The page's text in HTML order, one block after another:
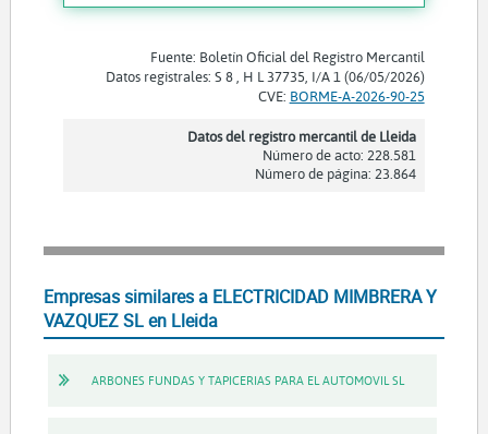
Fuente: Boletín Oficial del Registro Mercantil
Datos registrales: S 8 , H L 37735, I/A 1 (06/05/2026)
CVE: BORME-A-2026-90-25
Datos del registro mercantil de Lleida
Número de acto: 228.581
Número de página: 23.864
Empresas similares a ELECTRICIDAD MIMBRERA Y
VAZQUEZ SL en Lleida
ARBONES FUNDAS Y TAPICERIAS PARA EL AUTOMOVIL SL